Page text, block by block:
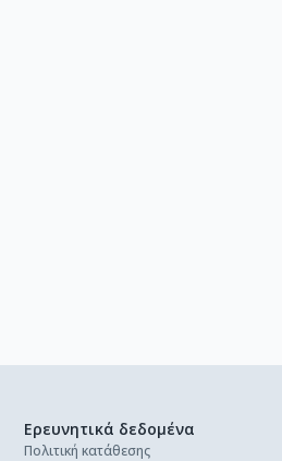
Ερευνητικά δεδομένα
Πολιτική κατάθεσης